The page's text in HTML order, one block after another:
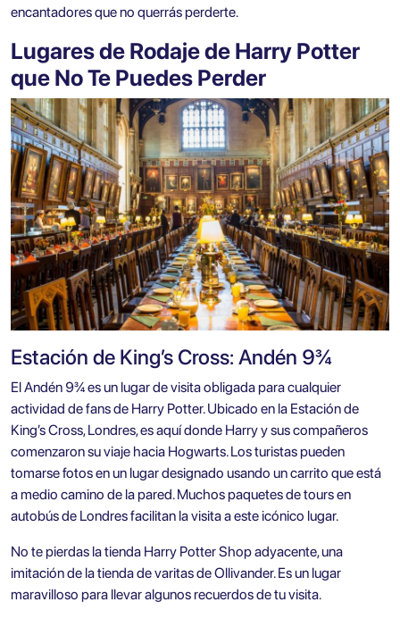
encantadores que no querrás perderte.
Lugares de Rodaje de Harry Potter
que No Te Puedes Perder
Estación de King’s Cross: Andén 9¾
El Andén 9¾ es un lugar de visita obligada para cualquier
actividad de fans de Harry Potter. Ubicado en la Estación de
King’s Cross, Londres, es aquí donde Harry y sus compañeros
comenzaron su viaje hacia Hogwarts. Los turistas pueden
tomarse fotos en un lugar designado usando un carrito que está
a medio camino de la pared. Muchos paquetes de tours en
autobús de Londres facilitan la visita a este icónico lugar.
No te pierdas la tienda Harry Potter Shop adyacente, una
imitación de la tienda de varitas de Ollivander. Es un lugar
maravilloso para llevar algunos recuerdos de tu visita.